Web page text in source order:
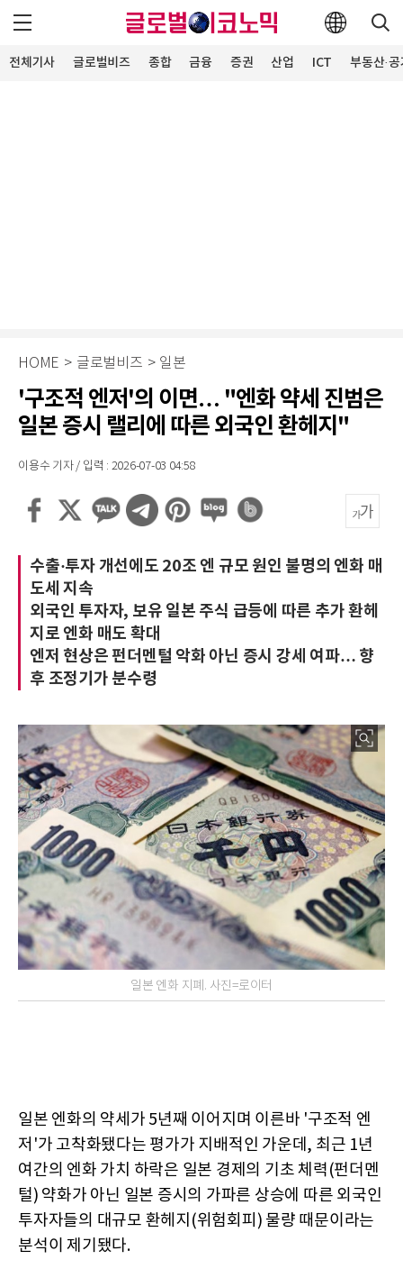
전체기사 글로벌비즈 종합 금융 증권 산업 ICT 부동산·
HOME > 글로벌비즈 > 일본
'구조적 엔저'의 이면… "엔화 약세 진범은
일본 증시 랠리에 따른 외국인 환헤지"
이용수 기자 / 입력 : 2026-07-03 04:58
수출·투자 개선에도 20조 엔 규모 원인 불명의 엔화 매
도세 지속
외국인 투자자, 보유 일본 주식 급등에 따른 추가 환헤
지로 엔화 매도 확대
엔저 현상은 펀더멘털 악화 아닌 증시 강세 여파… 향
후 조정기가 분수령
일본 엔화 지폐. 사진=로이터
일본 엔화의 약세가 5년째 이어지며 이른바 '구조적 엔
저'가 고착화됐다는 평가가 지배적인 가운데, 최근 1년
여간의 엔화 가치 하락은 일본 경제의 기초 체력(펀더멘
털) 약화가 아닌 일본 증시의 가파른 상승에 따른 외국인
투자자들의 대규모 환헤지(위험회피) 물량 때문이라는
분석이 제기됐다.